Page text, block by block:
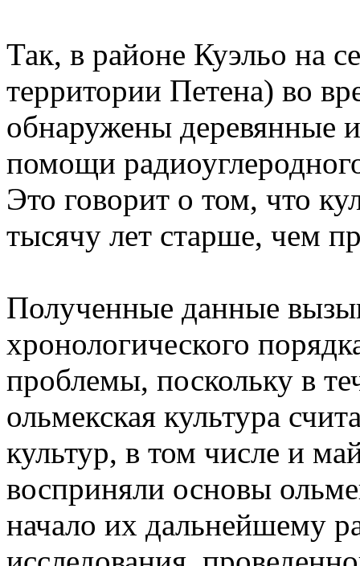
Так, в районе Куэльо на
территории Петена) во
обнаружены деревянные
помощи
Это говорит о том, что
тысячу лет старше, чем
Полученные данные
хронологического
проблемы, поскольку в
ольмекская культура
культур, в том числе и
восприняли основы
начало их дальнейшему